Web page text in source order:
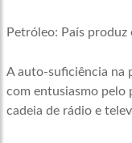
Petróleo: País produz
A auto-suficiência na
com entusiasmo pelo
cadeia de rádio e